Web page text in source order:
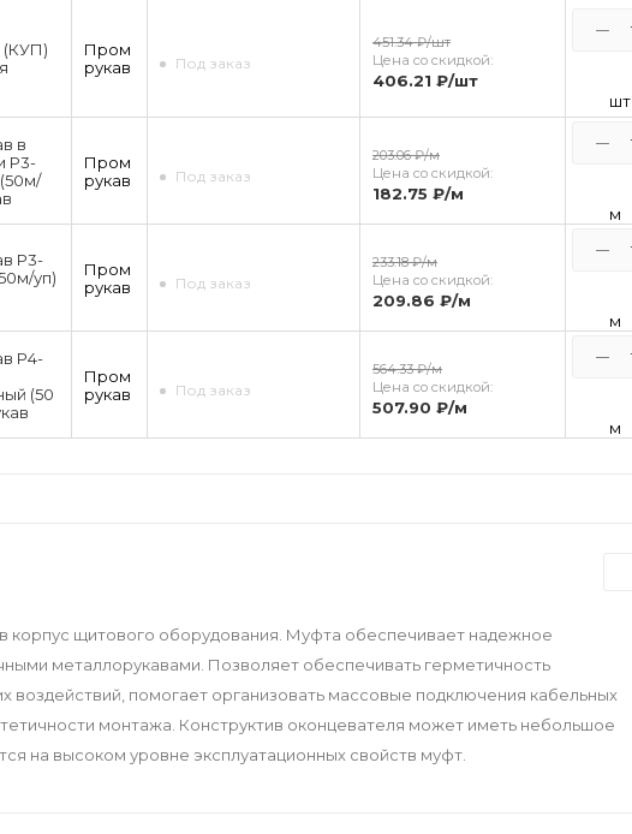
(КУП)
Пром
рукав
Под заказ
451.34 ₽/шт
Цена со скидкой:
406.21 ₽/шт
шт
в
Р3-
Пром
рукав
Под заказ
203.06 ₽/м
Цена со скидкой:
182.75 ₽/м
м
Р3-
уп)
Пром
рукав
Под заказ
233.18 ₽/м
Цена со скидкой:
209.86 ₽/м
м
Р4-
(50
Пром
рукав
Под заказ
564.33 ₽/м
Цена со скидкой:
507.90 ₽/м
м
корпус щитового оборудования. Муфта обеспечивает надежное
металлорукавами. Позволяет обеспечивать герметичность
помогает организовать массовые подключения кабельных
монтажа. Конструктив оконцевателя может иметь небольшое
на высоком уровне эксплуатационных свойств муфт.